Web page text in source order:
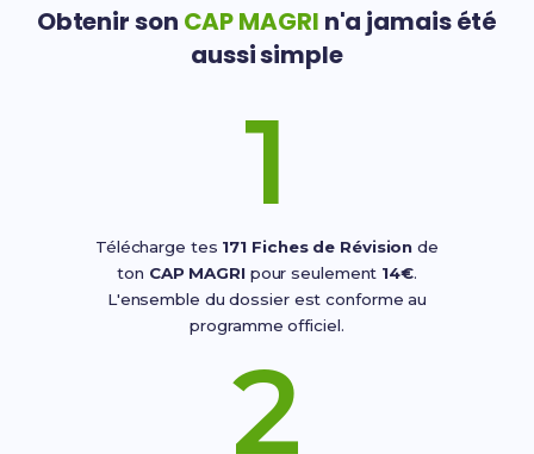
Obtenir son CAP MAGRI n'a jamais été
aussi simple
1
Télécharge tes 171 Fiches de Révision de
ton CAP MAGRIpour seulement 14€.
L'ensemble du dossier est conforme au
programme officiel.
2